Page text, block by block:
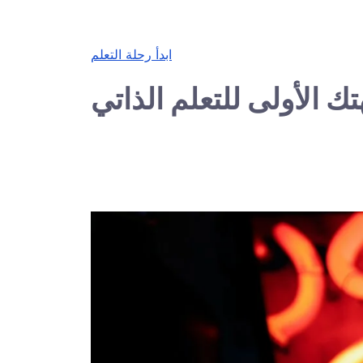
ابدأ رحلة التعلم
الأولى للتعلم الذاتي